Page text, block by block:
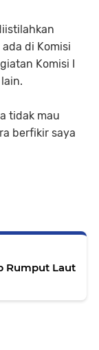
di Komisi
Komisi I
tidak mau
berfikir saya
Rumput Laut